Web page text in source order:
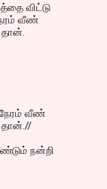
விட்டு
வீண்
நேரம் வீண்
நன்றி